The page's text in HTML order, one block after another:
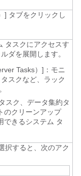
] タブをクリックし
タスクにアクセスす
ダを展開します。
Tasks）]：モニ
スクなど、ラック
スク、データ集約タ
のクリーンアップ
できるシステム タ
択すると、次のアク